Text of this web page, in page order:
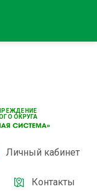
ОКРУГА
Личный кабинет
Контакты